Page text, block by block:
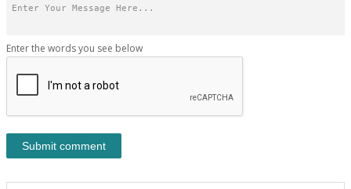
Enter the words you see below